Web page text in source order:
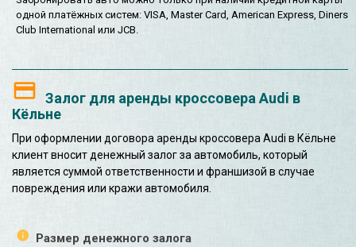
одной платёжных систем: VISA, Master Card, American Express, Diners
Club International или JCB.
Залог для аренды кроссовера Audi в
Кёльне
При оформлении договора аренды кроссовера Audi в Кёльне
клиент вносит денежный залог за автомобиль, который
является суммой ответственности и франшизой в случае
повреждения или кражи автомобиля.
Размер денежного залога